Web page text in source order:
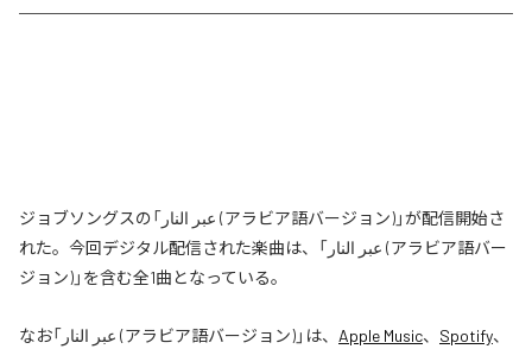
ジョブソングスの「عبر النار (アラビア語バージョン)」が配信開始さ
れた。今回デジタル配信された楽曲は、「عبر النار (アラビア語バー
ジョン)」を含む全1曲となっている。
なお「 عبر النار (アラビア語バージョン)」は、 Apple Music、 Spotify、